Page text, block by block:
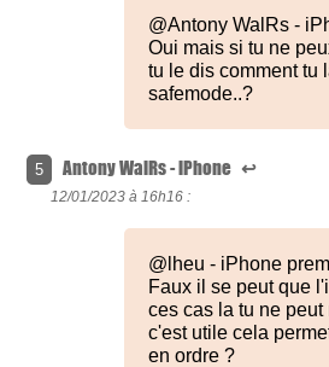
@Antony WalRs -
Oui mais si tu ne
tu le dis comment tu
safemode..?
5 Antony WalRs - iPhone ↩
12/01/2023 à 16h16 :
@lheu - iPhone
Faux il se peut que
ces cas la tu ne
c'est utile cela
en ordre ?